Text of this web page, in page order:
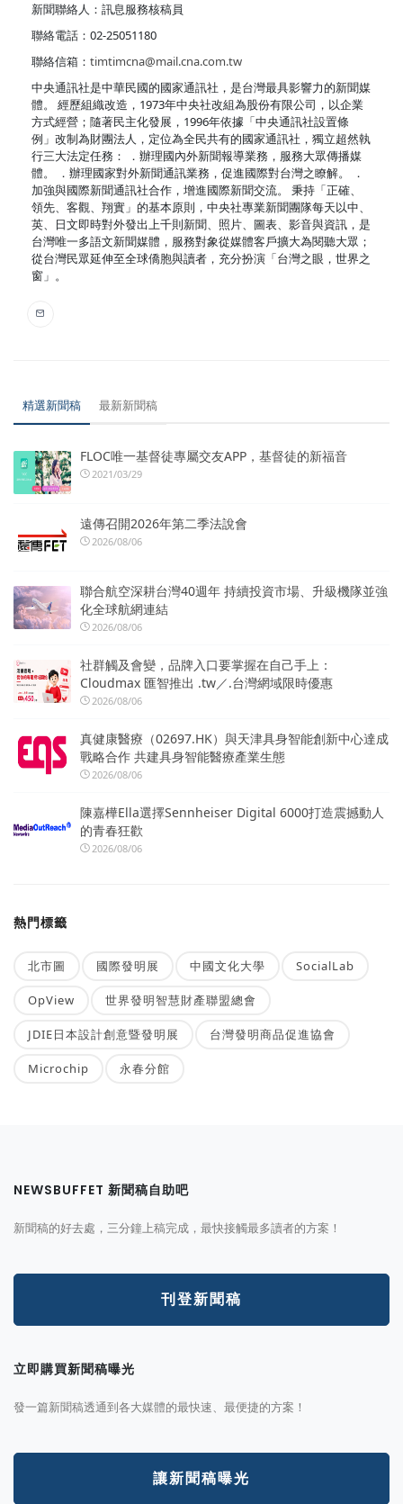
新聞聯絡人：訊息服務核稿員
聯絡電話：02-25051180
聯絡信箱： timtimcna@mail.cna.com.tw
中央通訊社是中華民國的國家通訊社，是台灣最具影響力的新聞媒
體。 經歷組織改造，1973年中央社改組為股份有限公司，以企業
方式經營；隨著民主化發展，1996年依據「中央通訊社設置條
例」改制為財團法人，定位為全民共有的國家通訊社，獨立超然執
行三大法定任務： ．辦理國內外新聞報導業務，服務大眾傳播媒
體。 ．辦理國家對外新聞通訊業務，促進國際對台灣之瞭解。 ．
加強與國際新聞通訊社合作，增進國際新聞交流。 秉持「正確、
領先、客觀、翔實」的基本原則，中央社專業新聞團隊每天以中、
英、日文即時對外發出上千則新聞、照片、圖表、影音與資訊，是
台灣唯一多語文新聞媒體，服務對象從媒體客戶擴大為閱聽大眾；
從台灣民眾延伸至全球僑胞與讀者，充分扮演「台灣之眼，世界之
窗」。
精選新聞稿 最新新聞稿
FLOC唯一基督徒專屬交友APP，基督徒的新福音
2021/03/29
遠傳召開2026年第二季法說會
2026/08/06
聯合航空深耕台灣40週年 持續投資市場、升級機隊並強
化全球航網連結
2026/08/06
社群觸及會變，品牌入口要掌握在自己手上：
Cloudmax 匯智推出 .tw／.台灣網域限時優惠
2026/08/06
真健康醫療（02697.HK）與天津具身智能創新中心達成
戰略合作 共建具身智能醫療產業生態
2026/08/06
陳嘉樺Ella選擇Sennheiser Digital 6000打造震撼動人
的青春狂歡
2026/08/06
熱門標籤
北市圖 國際發明展 中國文化大學 SocialLab
OpView 世界發明智慧財產聯盟總會
JDIE日本設計創意暨發明展 台灣發明商品促進協會
Microchip 永春分館
NEWSBUFFET 新聞稿自助吧
新聞稿的好去處，三分鐘上稿完成，最快接觸最多讀者的方案！
刊登新聞稿
立即購買新聞稿曝光
發一篇新聞稿透通到各大媒體的最快速、最便捷的方案！
讓新聞稿曝光